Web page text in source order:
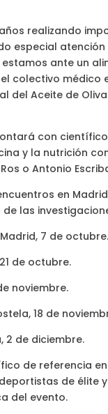
realizando
especial
ante un
colectivo médico
del Aceite de
con
y la nutrición
o Antonio
en
las
7 de octubre.
de octubre.
noviembre.
18 de
2 de diciembre.
de referencia
de élite
del evento.